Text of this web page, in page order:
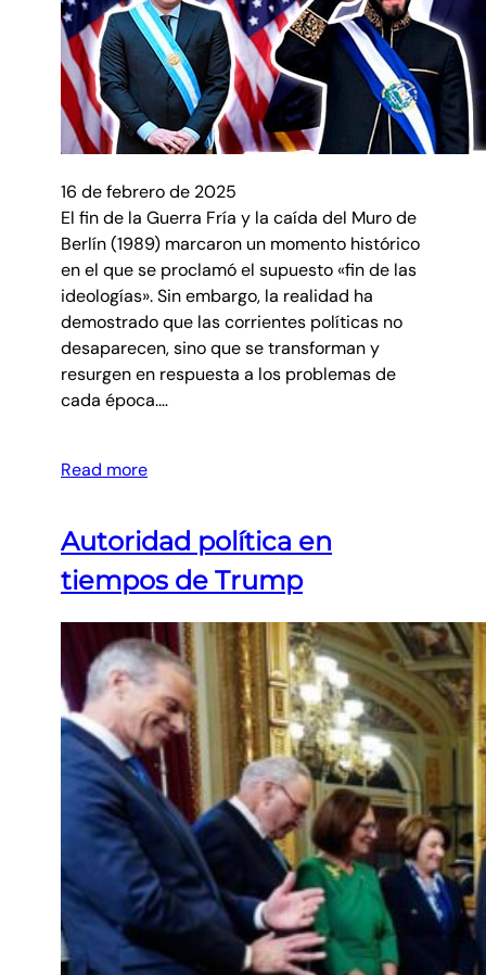
16 de febrero de 2025
El fin de la Guerra Fría y la caída del Muro de
Berlín (1989) marcaron un momento histórico
en el que se proclamó el supuesto «fin de las
ideologías». Sin embargo, la realidad ha
demostrado que las corrientes políticas no
desaparecen, sino que se transforman y
resurgen en respuesta a los problemas de
cada época.…
Read more
Autoridad política en
tiempos de Trump